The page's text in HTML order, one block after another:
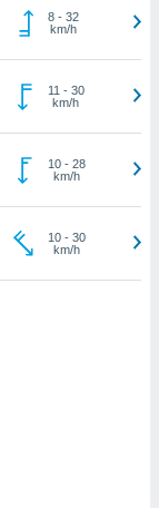
8- 32
km/h
11 - 30
km/h
10- 28
km/h
10- 30
km/h